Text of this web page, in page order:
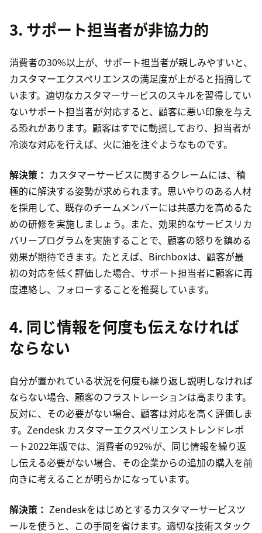
3. サポート担当者が非協力的
消費者の30%以上が、サポート担当者が親しみやすいと、
カスタマーエクスペリエンスの満足度が上がると指摘して
います。適切なカスタマーサービスのスキルを習得してい
ないサポート担当者が対応すると、顧客に悪い印象を与え
る恐れがあります。顧客はすでに動揺しており、担当者が
冷淡な対応を行えば、火に油を注ぐようなものです。
解決策： カスタマーサービスに関するクレームには、積
極的に解決する姿勢が求められます。思いやりのある人材
を採用して、既存のチームメンバーには共感力を高めるた
めの研修を実施しましょう。また、効果的なサービスリカ
バリープログラムを実施することで、顧客の怒りを鎮める
効果が期待できます。たとえば、Birchboxは、顧客が最
初の対応を低く評価した場合、サポート担当者に顧客に再
度連絡し、フォローすることを推奨しています。
4. 同じ情報を何度も伝えなければ
ならない
自分が置かれている状況を何度も繰り返し説明しなければ
ならない場合、顧客のフラストレーションは高まります。
反対に、その必要がない場合、顧客は対応を高く評価しま
す。Zendesk カスタマーエクスペリエンストレンドレポ
ート2022年版では、消費者の92%が、同じ情報を繰り返
し伝える必要がない場合、その企業からの追加の購入を前
向きに考えることが明らかになっています。
解決策： Zendeskをはじめとするカスタマーサービスツ
ールを使うと、この手間を省けます。適切な技術スタック